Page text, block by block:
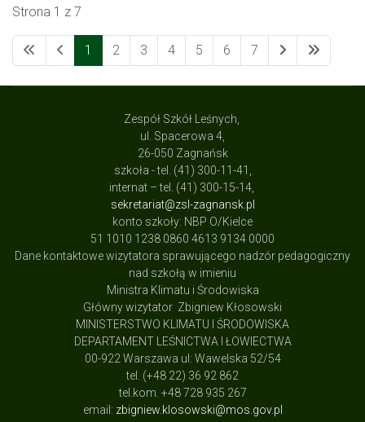
Strona 1 z 7
1 2 3 4 5 6 7
Zespół Szkół Leśnych,
ul. Spacerowa 4,
26-050 Zagnańsk
szkoła - tel. (41) 300-11-41,
internat – tel. (41) 300-15-14,
sekretariat@zsl-zagnansk.pl
konto szkoły: NBP O/Kielce
51 1010 1238 0860 4613 9134 0000
Dane kontaktowe wizytatora sprawującego nadzór pedagogiczny
nad szkołą w imieniu
Ministra Klimatu i Środowiska
Główny wizytator Zbigniew Kłosowski
MINISTERSTWO KLIMATU I ŚRODOWISKA
DEPARTAMENT LEŚNICTWA I ŁOWIECTWA
00-922 Warszawa ul: Wawelska 52/54
tel. (+48 22) 36 92 862
tel.kom. +48 728 935 267
email: zbigniew.klosowski@mos.gov.pl